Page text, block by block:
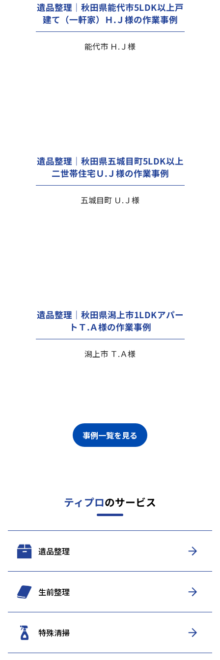
遺品整理｜秋田県能代市5LDK以上戸
建て（一軒家）Ｈ.Ｊ様の作業事例
能代市 Ｈ.Ｊ様
遺品整理｜秋田県五城目町5LDK以上
二世帯住宅Ｕ.Ｊ様の作業事例
五城目町 Ｕ.Ｊ様
遺品整理｜秋田県潟上市1LDKアパー
トＴ.Ａ様の作業事例
潟上市 Ｔ.Ａ様
事例一覧を見る
ティプロのサービス
遺品整理
生前整理
特殊清掃